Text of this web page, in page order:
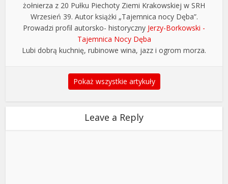
żołnierza z 20 Pułku Piechoty Ziemi Krakowskiej w SRH
Wrzesień 39. Autor książki „Tajemnica nocy Dęba”.
Prowadzi profil autorsko- historyczny Jerzy-Borkowski -
Tajemnica Nocy Dęba
Lubi dobrą kuchnię, rubinowe wina, jazz i ogrom morza.
Pokaż wszystkie artykuły
Leave a Reply